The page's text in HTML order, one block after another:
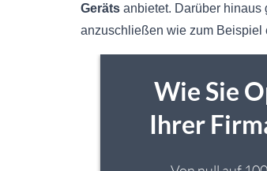
Geräts anbietet. Darüber hinaus
anzuschließen wie zum Beispiel